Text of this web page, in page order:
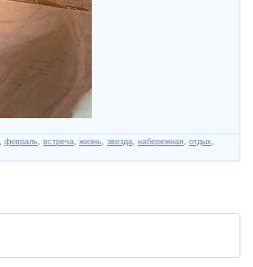
февраль встреча жизнь звезда набережная отдых